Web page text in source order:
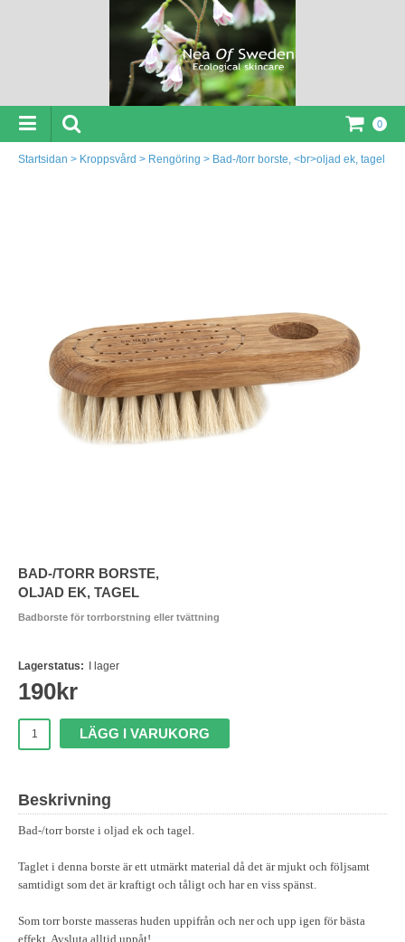
0
Startsidan > Kroppsvård > Rengöring > Bad-/torr borste, <br>oljad ek, tagel
BAD-/TORR BORSTE,
OLJAD EK, TAGEL
Badborste för torrborstning eller tvättning
Lagerstatus: I lager
190kr
LÄGG I VARUKORG
Beskrivning
Bad-/torr borste i oljad ek och tagel.
Taglet i denna borste är ett utmärkt material då det är mjukt och följsamt
samtidigt som det är kraftigt och tåligt och har en viss spänst.
Som torr borste masseras huden uppifrån och ner och upp igen för bästa
effekt. Avsluta alltid uppåt!